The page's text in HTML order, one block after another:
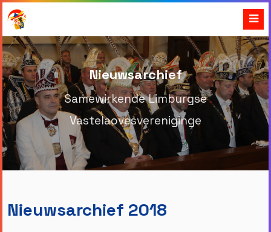
Nieuwsarchief
Samewirkende Limburgse
Vastelaovesvereniginge
Nieuwsarchief 2018